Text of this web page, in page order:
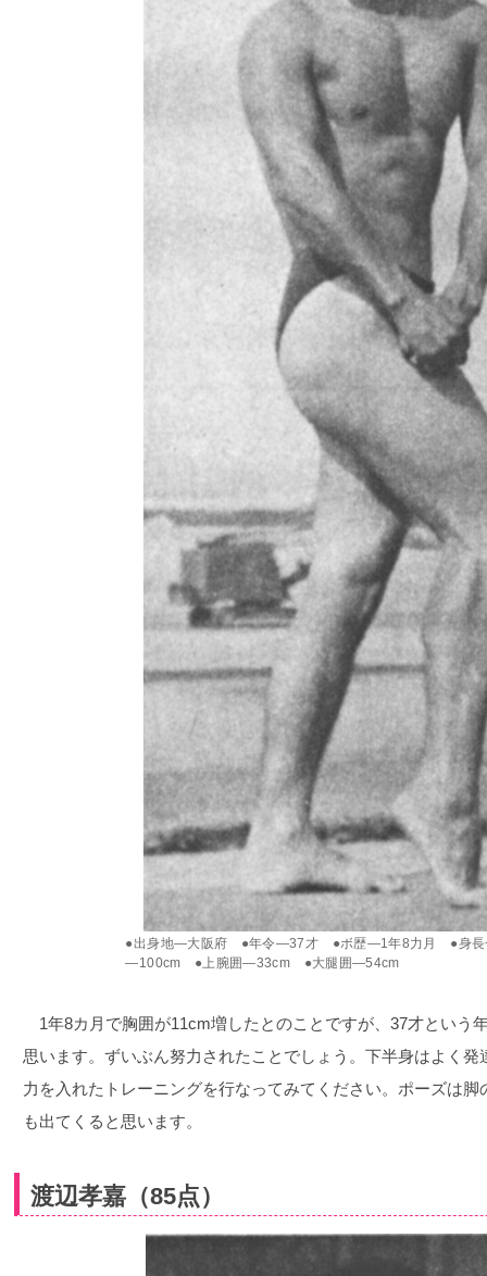
●出身地―大阪府 ●年令―37才 ●ボ歴―1年8力月 ●身
―100cm ●上腕囲―33cm ●大腿囲―54cm
1年8カ月で胸囲が11cm増したとのことですが、37才という
思います。ずいぶん努力されたことでしょう。下半身はよく
力を入れたトレーニングを行なってみてください。ポーズは
も出てくると思います。
渡辺孝嘉（85点）